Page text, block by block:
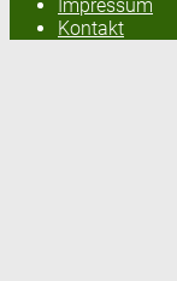
Impressum
Kontakt